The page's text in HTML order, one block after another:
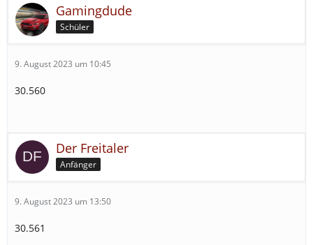
Gamingdude
Schüler
9. August 2023 um 10:45
30.560
Der Freitaler
Anfänger
9. August 2023 um 13:50
30.561